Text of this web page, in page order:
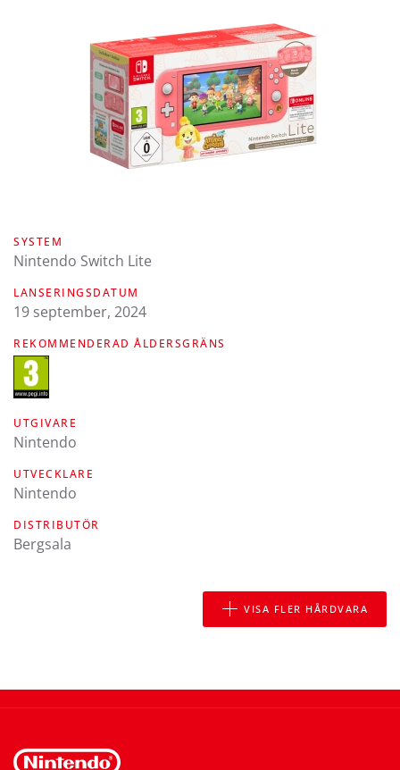
SYSTEM
Nintendo Switch Lite
LANSERINGSDATUM
19 september, 2024
REKOMMENDERAD ÅLDERSGRÄNS
UTGIVARE
Nintendo
UTVECKLARE
Nintendo
DISTRIBUTÖR
Bergsala
VISA FLER HÅRDVARA